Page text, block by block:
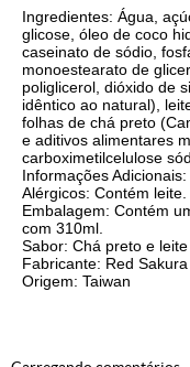
Ingredientes: Água,
glicose, óleo de coco
caseinato de sódio,
monoestearato de
poliglicerol, dióxido de
idêntico ao natural),
folhas de chá preto
e aditivos alimentares
carboximetilcelulose
Informações
Alérgicos: Contém
Embalagem: Contém
com 310ml.
Sabor: Chá preto e
Fabricante: Red Sakura
Origem: Taiwan